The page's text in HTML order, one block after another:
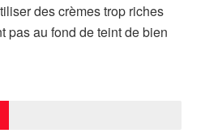
des crèmes trop riches
pas au fond de teint de bien